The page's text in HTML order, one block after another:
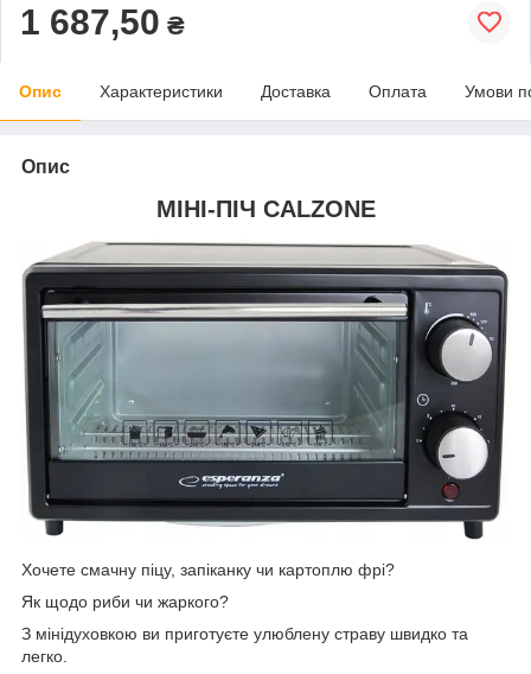
1 687,50 ₴
Опис Характеристики Доставка Оплата Умови
Опис
МІНІ-ПІЧ CALZONE
Хочете смачну піцу, запіканку чи картоплю фрі?
Як щодо риби чи жаркого?
З мінідуховкою ви приготуєте улюблену страву швидко та
легко.